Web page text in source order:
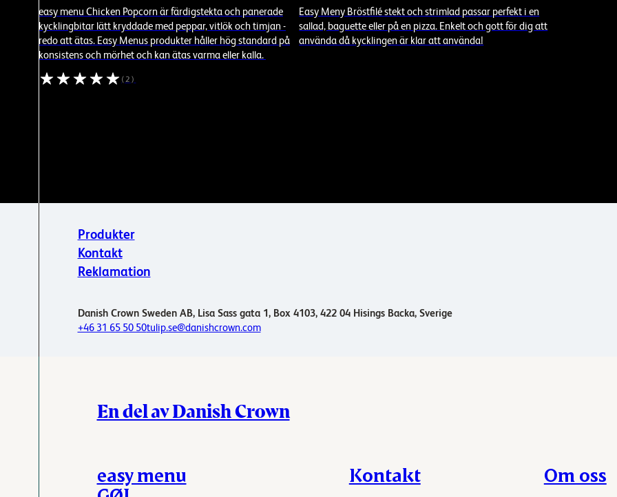
easy menu Chicken Popcorn är färdigstekta och panerade
kycklingbitar lätt kryddade med peppar, vitlök och timjan -
redo att ätas. Easy Menus produkter håller hög standard på
konsistens och mörhet och kan ätas varma eller kalla.
(2)
Easy Meny Bröstfilé stekt och strimlad passar perfekt i en
sallad, baguette eller på en pizza. Enkelt och gott för dig att
använda då kycklingen är klar att använda!
Produkter
Kontakt
Reklamation
Danish Crown Sweden AB, Lisa Sass gata 1, Box 4103, 422 04 Hisings Backa, Sverige
+46 31 65 50 50tulip.se@danishcrown.com
En del av Danish Crown
Kontakt Om oss
easy menu